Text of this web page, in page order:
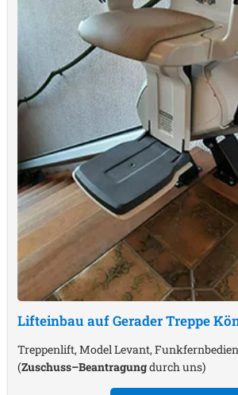
Lifteinbau auf Gerader Treppe
Treppenlift, Model Levant,
(Zuschuss–Beantragungdurch uns)